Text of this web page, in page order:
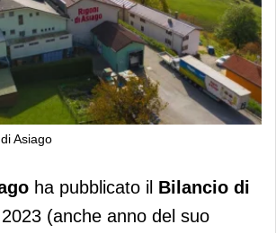
Asiago
pubblica il Bilancio
2023
ha pubblicato il Bilancio di
2023 (anche anno del suo